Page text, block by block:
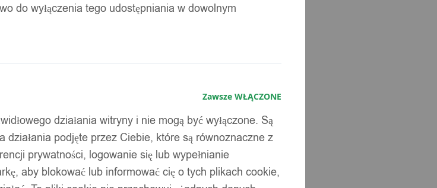
do wyłączenia tego udostępniania w dowolnym
Zawsze WŁĄCZONE
działania witryny i nie mogą być wyłączone. Są
podjęte przez Ciebie, które są równoznaczne z
prywatności, logowanie się lub wypełnianie
aby blokować lub informować cię o tych plikach cookie,